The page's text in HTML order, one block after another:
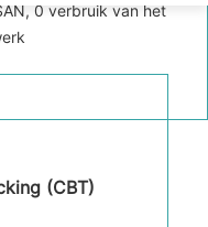
0 verbruik van het
(CBT)